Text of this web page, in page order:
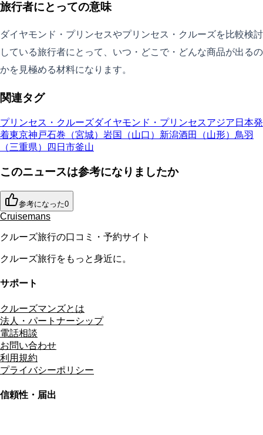
旅行者にとっての意味
ダイヤモンド・プリンセスやプリンセス・クルーズを比較検討
している旅行者にとって、いつ・どこで・どんな商品が出るの
かを見極める材料になります。
関連タグ
プリンセス・クルーズダイヤモンド・プリンセスアジア 日本発
着東京神戸石巻（宮城） 岩国（山口） 新潟酒田（山形） 鳥羽
（三重県）
四日市釜山
このニュースは参考になりましたか
参考になった0
Cruisemans
クルーズ旅行の口コミ・予約サイト
クルーズ旅行をもっと身近に。
サポート
クルーズマンズとは
法人・パートナーシップ
電話相談
お問い合わせ
利用規約
プライバシーポリシー
信頼性・届出